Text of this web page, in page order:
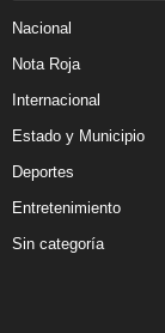
Nacional
Nota Roja
Internacional
Estado y Municipio
Deportes
Entretenimiento
Sin categoría